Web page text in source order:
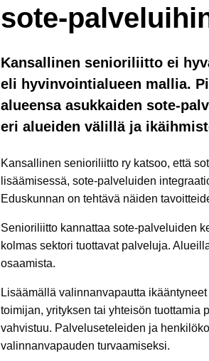
sote-
Kansallinen senioriliitto ei
eli hyvinvointialueen mallia.
alueensa asukkaiden sote-
eri alueiden välillä ja
Kansallinen senioriliitto ry katsoo, että
lisäämisessä, sote-palveluiden
Eduskunnan on tehtävä näiden
Senioriliitto kannattaa sote-palveluiden
kolmas sektori tuottavat palveluja.
osaamista.
Lisäämällä valinnanvapautta
toimijan, yrityksen tai yhteisön tuottamia
vahvistuu. Palveluseteleiden ja
valinnanvapauden turvaamiseksi.